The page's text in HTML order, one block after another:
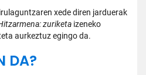
xede diren jarduerak
zuriketa izeneko
aurkeztuz egingo da.
DA?